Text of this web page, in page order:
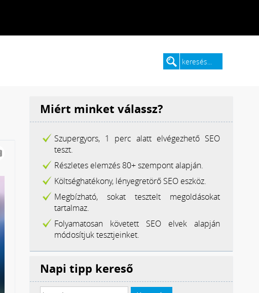
Miért minket válassz?
Szupergyors, 1 perc alatt elvégezhető SEO
teszt.
Részletes elemzés 80+ szempont alapján.
Költséghatékony, lényegretörő SEO eszköz.
Megbízható, sokat tesztelt megoldásokat
tartalmaz.
Folyamatosan követett SEO elvek alapján
módosítjuk tesztjeinket.
Napi tipp kereső